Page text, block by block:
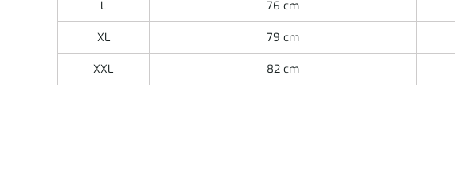
L 76 cm
XL 79 cm
XXL 82 cm